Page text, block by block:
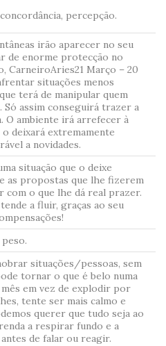
percepção.
irão aparecer no seu
de enorme protecção no
CarneiroAries21 Março – 20
situações menos
terá de manipular quem
Só assim conseguirá trazer a
O ambiente irá arrefecer à
deixará extremamente
a novidades.
situação que o deixe
as propostas que lhe fizerem
com o que lhe dá real prazer.
a fluir, graças ao seu
situações/pessoas, sem
tornar o que é belo numa
em vez de explodir por
tente ser mais calmo e
querer que tudo seja ao
a respirar fundo e a
de falar ou reagir.